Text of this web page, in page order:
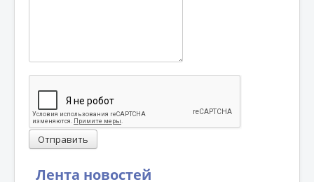
Лента новостей
Отправить